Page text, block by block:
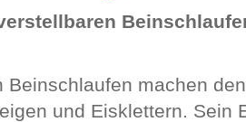
Beinschlaufen machen
und Eisklettern. Sein